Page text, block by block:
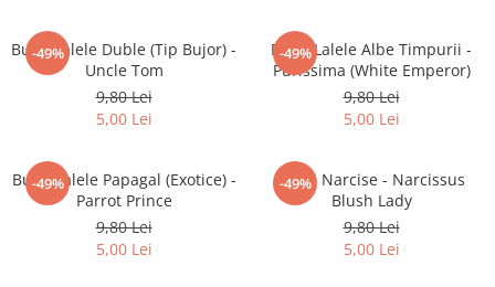
Chiparos
Tuia
Arbori Ornamentali
-49%
Bulbi Lalele Duble (Tip Bujor) -
Uncle Tom
9,80 Lei
5,00 Lei
-49%
Bulbi Lalele Albe Timpurii -
Purissima (White Emperor)
9,80 Lei
5,00 Lei
-49%
Bulbi Lalele Papagal (Exotice) -
Parrot Prince
9,80 Lei
5,00 Lei
-49%
Bulbi Narcise - Narcissus
Blush Lady
9,80 Lei
5,00 Lei